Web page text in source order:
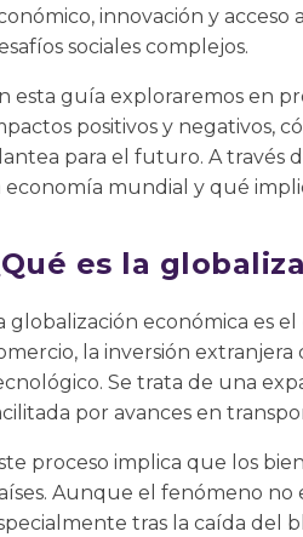
innovación y
sociales complejos.
esta guía exploraremos en
positivos y negativos,
para el futuro. A través
economía mundial y qué
es la
globalización económica es
la inversión
Se trata de una
por avances en
proceso implica que los
Aunque el fenómeno no
tras la caída del